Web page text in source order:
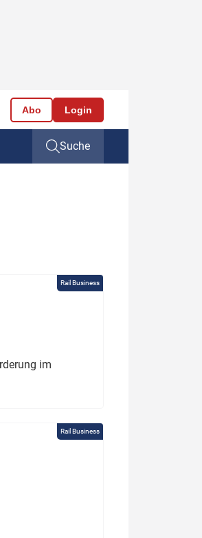
Abo Login
Suche
Rail Business
im
Rail Business